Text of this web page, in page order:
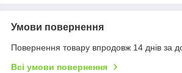
Умови повернення
Повернення товару впродовж 14 днів за
Всі умови повернення